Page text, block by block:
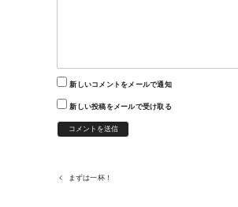
新しいコメントをメールで通知
新しい投稿をメールで受け取る
まずは一杯！